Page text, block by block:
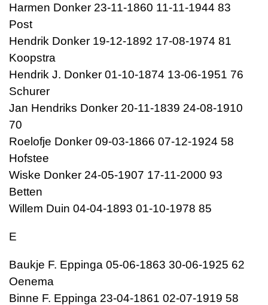
Harmen Donker 23-11-1860 11-11-1944 83
Post
Hendrik Donker 19-12-1892 17-08-1974 81
Koopstra
Hendrik J. Donker 01-10-1874 13-06-1951 76
Schurer
Jan Hendriks Donker 20-11-1839 24-08-1910
70
Roelofje Donker 09-03-1866 07-12-1924 58
Hofstee
Wiske Donker 24-05-1907 17-11-2000 93
Betten
Willem Duin 04-04-1893 01-10-1978 85
E
Baukje F. Eppinga 05-06-1863 30-06-1925 62
Oenema
Binne F. Eppinga 23-04-1861 02-07-1919 58